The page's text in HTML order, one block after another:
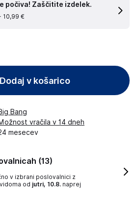
počiva! Zaščitite izdelek.
10,99 €
Dodaj v košarico
Bang
vračila v 14 dneh
mesecev
(13)
v izbrani poslovalnici z
od jutri, 10.8. naprej